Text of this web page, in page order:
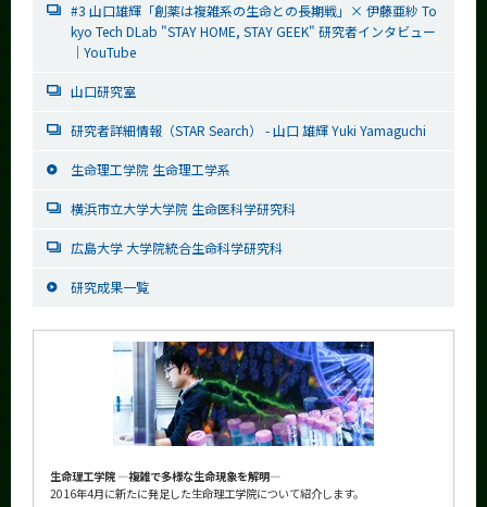
#3 山口雄輝「創薬は複雑系の生命との長期戦」× 伊藤亜紗 To
kyo Tech DLab "STAY HOME, STAY GEEK" 研究者インタビュー
｜YouTube
山口研究室
研究者詳細情報（STAR Search） - 山口 雄輝 Yuki Yamaguchi
生命理工学院 生命理工学系
横浜市立大学大学院 生命医科学研究科
広島大学 大学院統合生命科学研究科
研究成果一覧
生命理工学院 ―複雑で多様な生命現象を解明―
2016年4月に新たに発足した生命理工学院について紹介します。